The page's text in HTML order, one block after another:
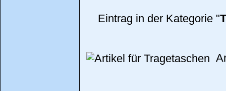
Eintrag in der Kategorie "